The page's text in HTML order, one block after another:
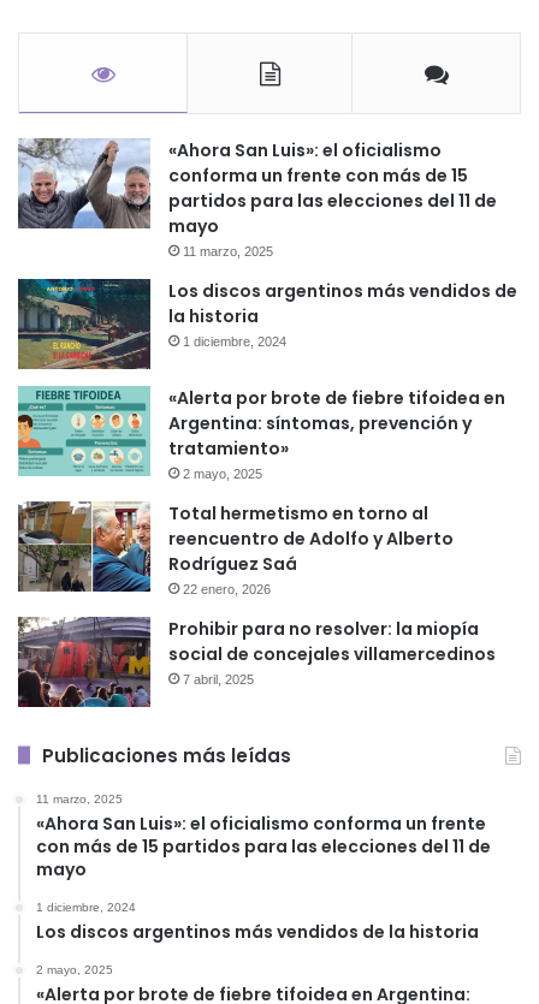
«Ahora San Luis»: el oficialismo
conforma un frente con más de 15
partidos para las elecciones del 11 de
mayo
11 marzo, 2025
Los discos argentinos más vendidos de
la historia
1 diciembre, 2024
«Alerta por brote de fiebre tifoidea en
Argentina: síntomas, prevención y
tratamiento»
2 mayo, 2025
Total hermetismo en torno al
reencuentro de Adolfo y Alberto
Rodríguez Saá
22 enero, 2026
Prohibir para no resolver: la miopía
social de concejales villamercedinos
7 abril, 2025
Publicaciones más leídas
11 marzo, 2025
«Ahora San Luis»: el oficialismo conforma un frente
con más de 15 partidos para las elecciones del 11 de
mayo
1 diciembre, 2024
Los discos argentinos más vendidos de la historia
2 mayo, 2025
«Alerta por brote de fiebre tifoidea en Argentina: